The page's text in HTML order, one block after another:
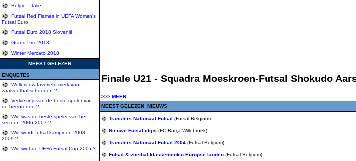
België - Italië
Futsal Red Flames in UEFA Women's
Futsal Euro
Futsal Euro 2018 Slovenië
Grand Prix 2018
Winter Mercato 2018
MEEST GELEZEN
ENQUETES
Welk is uw favoriete merk van
zaalvoetbal schoenen ?
Verkiezing van de beste speler van
de heenronde ?
Wie was de beste speler van het
seizoen 2006-2007 ?
Wie wordt futsal kampioen 2008-
2009 ?
Wie wint de UEFA Futsal Cup 2005 ?
Finale U21 - Squadra Moeskroen-Futsal Shokudo
>>> MEER
MEEST GELEZEN NIEUWS
Transfers Nationaal Futsal (Futsal Belgium)
Nieuwe Futsal clips (FC Barça Willebroek)
Transfers Nationaal Futsal 2004 (Futsal Belgium)
Futsal & voetbal klassementen Europse landen (Futsal Belgium)